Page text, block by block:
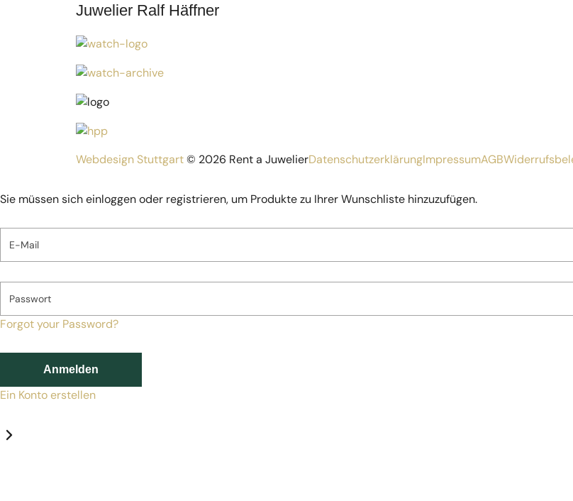
Juwelier Ralf Häffner
Webdesign Stuttgart© 2026 Rent a JuwelierDatenschutzerklärungImpressumAGB
Sie müssen sich einloggen oder registrieren, um Produkte zu Ihrer Wunschliste hinzuzufügen.
E-Mail
Passwort
Forgot your Password?
Anmelden
Ein Konto erstellen